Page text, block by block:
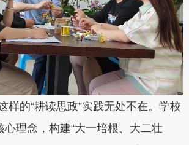
的“耕读思政”实践无处不在。学校
心理念，构建“大一培根、大二壮